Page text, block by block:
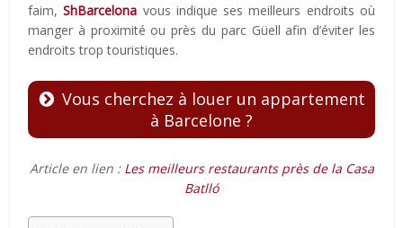
faim,ShBarcelona vous indique ses meilleurs endroits où
manger à proximité ou près du parc Güell afin d’éviter les
endroits trop touristiques.
Vous cherchez à louer un appartement
à Barcelone ?
Article en lien : Les meilleurs restaurants près de la Casa
Batlló